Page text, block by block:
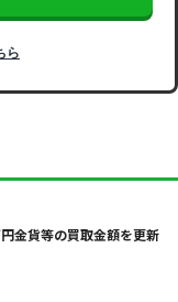
ら
金貨等の買取金額を更新